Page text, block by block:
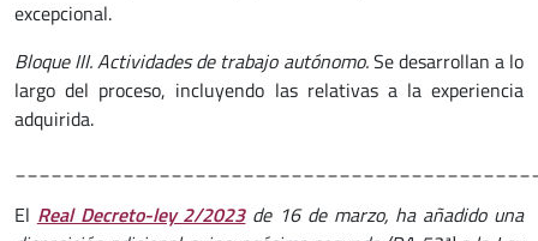
excepcional.
Bloque III. Actividades de trabajo autónomo.Se desarrollan a lo
largo del proceso, incluyendo las relativas a la experiencia
adquirida.
El Real Decreto-ley 2/2023 de 16 de marzo, ha añadido una